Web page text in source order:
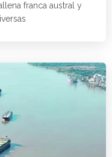
franca austral y